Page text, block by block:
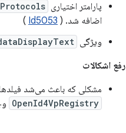
پارامتر اختیاری
اضافه شد. ( Id5053
)
ویژگی
رفع اشکالات
مشکلی که باعث می‌شد
OpenId4VpRegistry